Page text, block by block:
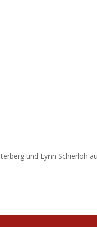
und Lynn Schierloh